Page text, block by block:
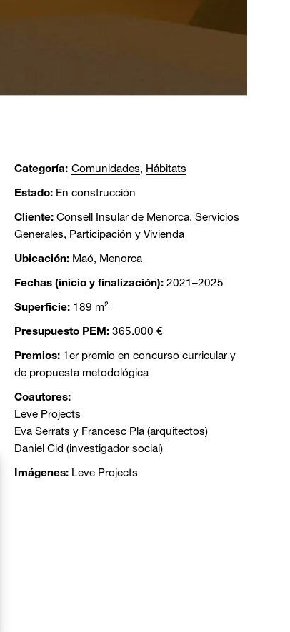
Categoría: Comunidades, Hábitats
Estado: En construcción
Cliente: Consell Insular de Menorca. Servicios
Generales, Participación y Vivienda
Ubicación: Maó, Menorca
Fechas (inicio y finalización): 2021–2025
Superficie: 189 m²
Presupuesto PEM: 365.000 €
Premios: 1er premio en concurso curricular y
de propuesta metodológica
Coautores:
Leve Projects
Eva Serrats y Francesc Pla (arquitectos)
Daniel Cid (investigador social)
Imágenes: Leve Projects